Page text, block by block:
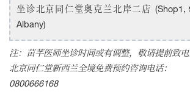
坐诊北京同仁堂奥克兰北岸二店 (Shop1,
Albany)
注：苗芊医师坐诊时间或有调整，敬请提前致
北京同仁堂新西兰全境免费预约咨询电话：
0800666168